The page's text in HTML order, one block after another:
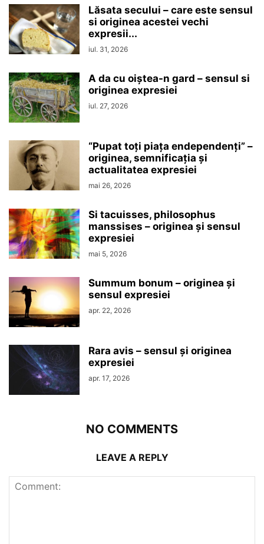
Lăsata secului – care este sensul
si originea acestei vechi
expresii...
iul. 31, 2026
A da cu oiștea-n gard – sensul si
originea expresiei
iul. 27, 2026
“Pupat toţi piaţa endependenţi” –
originea, semnificaţia şi
actualitatea expresiei
mai 26, 2026
Si tacuisses, philosophus
manssises – originea şi sensul
expresiei
mai 5, 2026
Summum bonum – originea şi
sensul expresiei
apr. 22, 2026
Rara avis – sensul şi originea
expresiei
apr. 17, 2026
NO COMMENTS
LEAVE A REPLY